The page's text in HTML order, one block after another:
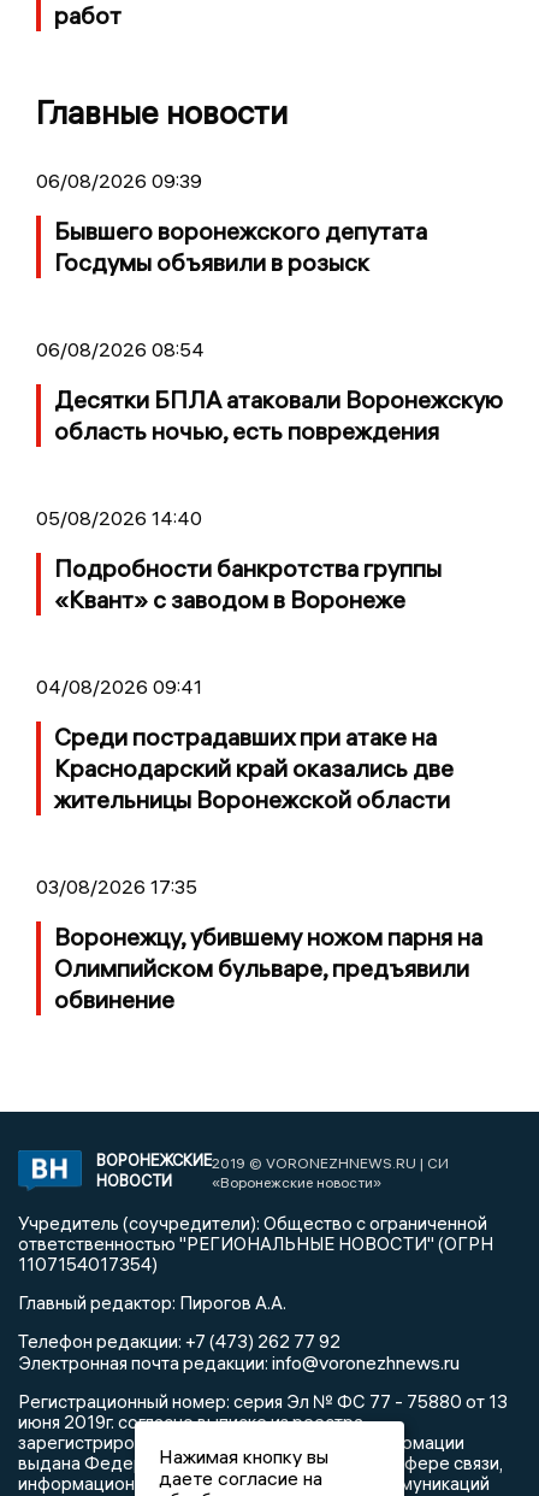
работ
Главные новости
06/08/2026 09:39
Бывшего воронежского депутата
Госдумы объявили в розыск
06/08/2026 08:54
Десятки БПЛА атаковали Воронежскую
область ночью, есть повреждения
05/08/2026 14:40
Подробности банкротства группы
«Квант» с заводом в Воронеже
04/08/2026 09:41
Среди пострадавших при атаке на
Краснодарский край оказались две
жительницы Воронежской области
03/08/2026 17:35
Воронежцу, убившему ножом парня на
Олимпийском бульваре, предъявили
обвинение
ВОРОНЕЖСКИЕ
НОВОСТИ
2019 © VORONEZHNEWS.RU | СИ
«Воронежские новости»
Учредитель (соучредители): Общество с ограниченной
ответственностью "РЕГИОНАЛЬНЫЕ НОВОСТИ" (ОГРН
1107154017354)
Главный редактор: Пирогов А.А.
Телефон редакции: +7 (473) 262 77 92
Электронная почта редакции: info@voronezhnews.ru
Регистрационный номер: серия Эл № ФС 77 - 75880 от 13
июня 2019г. согласно выписке из реестра
зарегистрированных средств массовой информации
выдана Федеральной службой по надзору в сфере связи,
информационных технологий и массовых коммуникаций
Нажимая кнопку вы
даете согласие на